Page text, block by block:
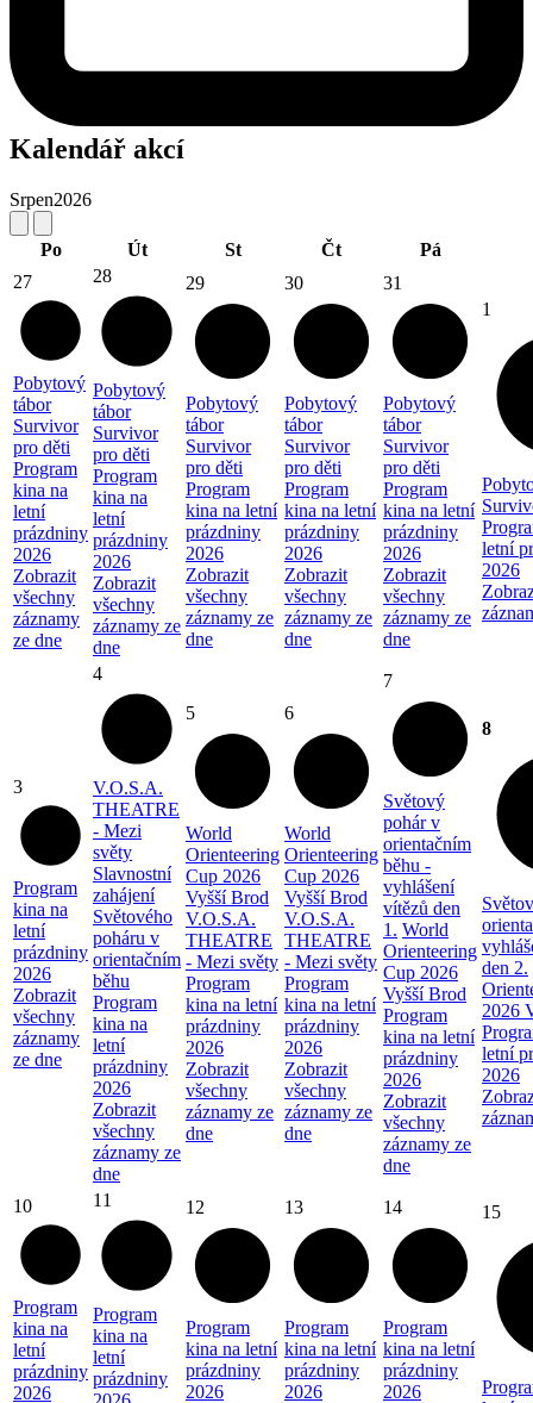
Kalendář akcí
Srpen2026
Po Út St Čt
Pá
27
Pobytový
tábor
Survivor
pro děti
Program
kina na
letní
prázdniny
2026
Zobrazit
všechny
záznamy
ze dne
28
Pobytový
tábor
Survivor
pro děti
Program
kina na
letní
prázdniny
2026
Zobrazit
všechny
záznamy ze
dne
29
Pobytový
tábor
Survivor
pro děti
Program
kina na letní
prázdniny
2026
Zobrazit
všechny
záznamy ze
dne
30
Pobytový
tábor
Survivor
pro děti
Program
kina na letní
prázdniny
2026
Zobrazit
všechny
záznamy ze
dne
31
Pobytový
tábor
Survivor
pro děti
Program
kina na letní
prázdniny
2026
Zobrazit
všechny
záznamy ze
dne
1
letní
2026
3
Program
kina na
letní
prázdniny
2026
Zobrazit
všechny
záznamy
ze dne
4
V.O.S.A.
THEATRE
- Mezi
světy
Slavnostní
zahájení
Světového
poháru v
orientačním
běhu
Program
kina na
letní
prázdniny
2026
Zobrazit
všechny
záznamy ze
dne
5
World
Orienteering
Cup 2026
Vyšší Brod
V.O.S.A.
THEATRE
- Mezi světy
Program
kina na letní
prázdniny
2026
Zobrazit
všechny
záznamy ze
dne
6
World
Orienteering
Cup 2026
Vyšší Brod
V.O.S.A.
THEATRE
- Mezi světy
Program
kina na letní
prázdniny
2026
Zobrazit
všechny
záznamy ze
dne
7
Světový
pohár v
orientačním
běhu -
vyhlášení
vítězů den
1. World
Orienteering
Cup 2026
Vyšší Brod
Program
kina na letní
prázdniny
2026
Zobrazit
všechny
záznamy ze
dne
8
den 2.
2026
letní
2026
10
Program
kina na
letní
prázdniny
2026
11
Program
kina na
letní
prázdniny
12
Program
kina na letní
prázdniny
2026
13
Program
kina na letní
prázdniny
2026
14
Program
kina na letní
prázdniny
2026
15